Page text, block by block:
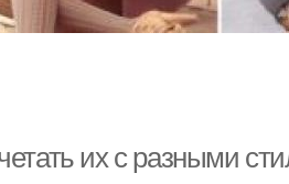
их с разными